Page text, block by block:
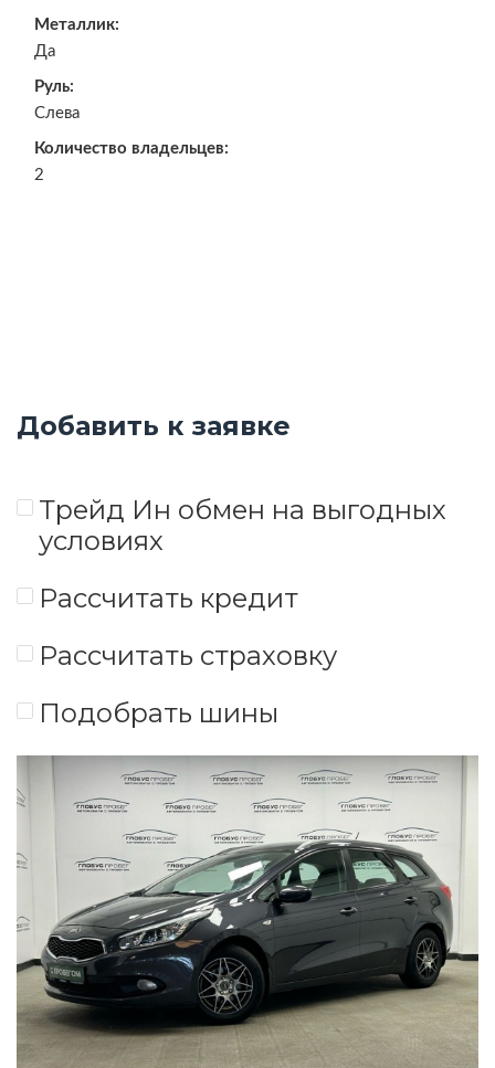
Металлик:
Да
Руль:
Слева
Количество владельцев:
2
Добавить к заявке
Трейд Ин обмен на выгодных
условиях
Рассчитать кредит
Рассчитать страховку
Подобрать шины